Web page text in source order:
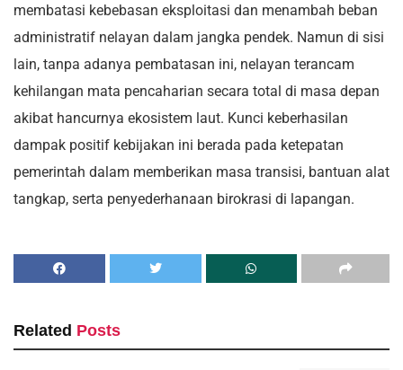
membatasi kebebasan eksploitasi dan menambah beban
administratif nelayan dalam jangka pendek. Namun di sisi
lain, tanpa adanya pembatasan ini, nelayan terancam
kehilangan mata pencaharian secara total di masa depan
akibat hancurnya ekosistem laut. Kunci keberhasilan
dampak positif kebijakan ini berada pada ketepatan
pemerintah dalam memberikan masa transisi, bantuan alat
tangkap, serta penyederhanaan birokrasi di lapangan.
Related Posts